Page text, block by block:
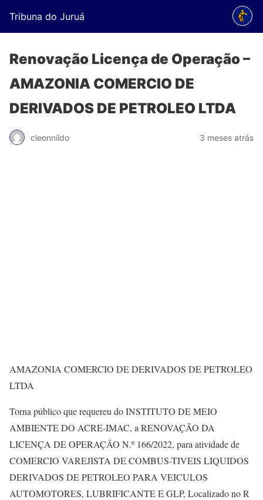
Tribuna do Juruá
Renovação Licença de Operação –
AMAZONIA COMERCIO DE
DERIVADOS DE PETROLEO LTDA
cleonnildo 3 meses atrás
AMAZONIA COMERCIO DE DERIVADOS DE PETROLEO
LTDA
Torna público que requereu do INSTITUTO DE MEIO
AMBIENTE DO ACRE-IMAC, a RENOVAÇÃO DA
LICENÇA DE OPERAÇÃO N.º 166/2022, para atividade de
COMERCIO VAREJISTA DE COMBUS-TIVEIS LIQUIDOS
DERIVADOS DE PETROLEO PARA VEICULOS
AUTOMOTORES, LUBRIFICANTE E GLP, Localizado no R